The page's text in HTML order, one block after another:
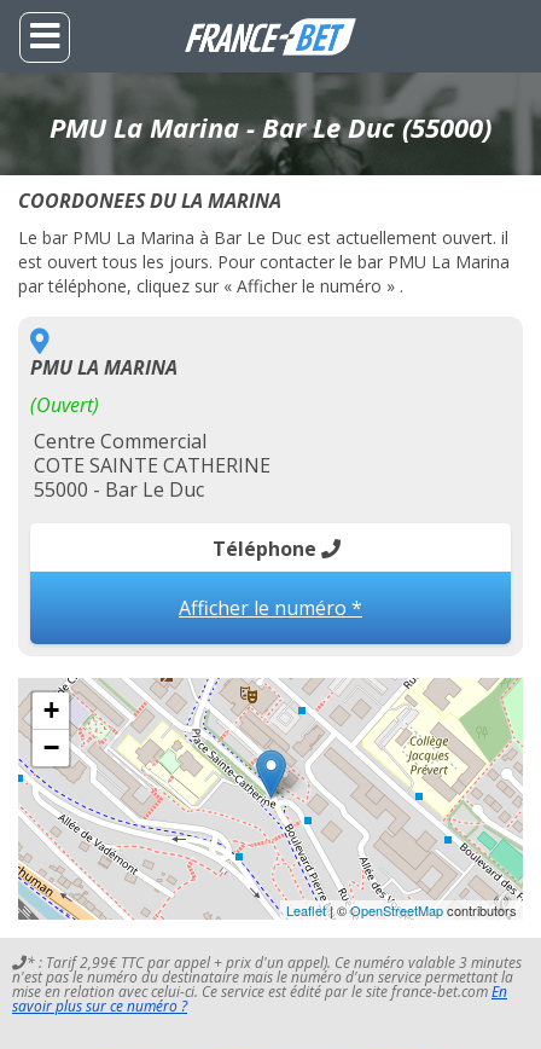
PMU La Marina - Bar Le Duc (55000)
COORDONEES DU LA MARINA
Le bar PMU La Marina à Bar Le Duc est actuellement ouvert. il
est ouvert tous les jours. Pour contacter le bar PMU La Marina
par téléphone, cliquez sur « Afficher le numéro » .
PMU LA MARINA
(Ouvert)
Centre Commercial
COTE SAINTE CATHERINE
55000 - Bar Le Duc
Téléphone
Afficher le numéro *
+
−
Leaflet| ©OpenStreetMapcontributors
* : Tarif 2,99€ TTC par appel + prix d'un appel). Ce numéro valable 3 minutes
n'est pas le numéro du destinataire mais le numéro d'un service permettant la
mise en relation avec celui-ci. Ce service est édité par le site france-bet.comEn
savoir plus sur ce numéro ?